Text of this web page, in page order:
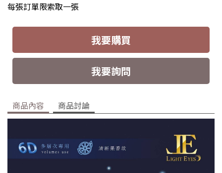
每張訂單限索取一張
我要購買
我要詢問
商品內容 商品討論